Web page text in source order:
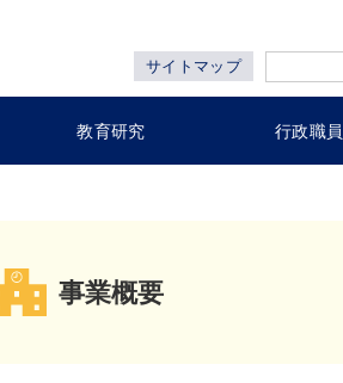
サイトマップ
教育研究 行政職
事業概要